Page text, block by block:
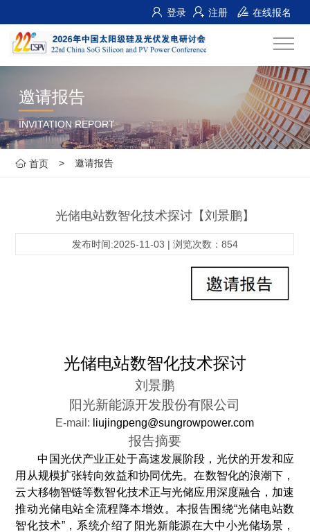
登录 注册 在线报名
邀请报告
INVITATION REPORT
首页 > 邀请报告
光储电站数智化技术探讨【刘景鹏】
发布时间:2025-11-03 | 浏览次数：854
光储电站数智化技术探讨
刘景鹏
阳光新能源开发股份有限公司
E-mail: liujingpeng@sungrowpower.com
报告摘要
中国光伏产业正处于高速发展阶段， 光伏的开发和应
用从规模扩张转向效益和协同优先。在数智化的浪潮下，
云大移物智链等数智化技术正与光储应用深度融合， 加速
推动光储电站全流程降本增效 。本报告围绕“光储电站数
智化技术”，系统介绍了 阳光新能源在大中小光储场景 ，